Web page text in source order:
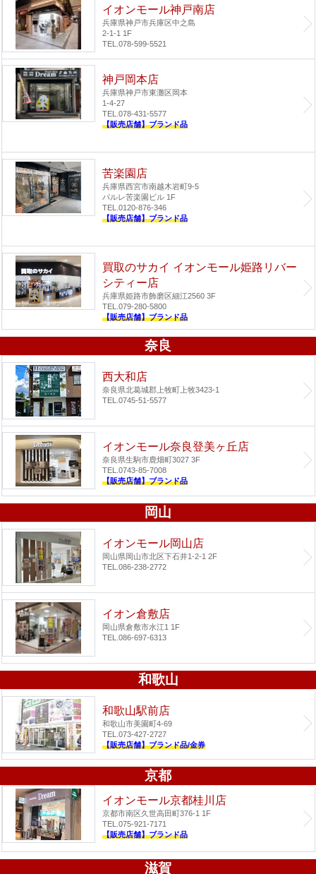
イオンモール神戸南店
兵庫県神戸市兵庫区中之島
2-1-1 1F
TEL.078-599-5521
神戸岡本店
兵庫県神戸市東灘区岡本
1-4-27
TEL.078-431-5577
【販売店舗】ブランド品
苦楽園店
兵庫県西宮市南越木岩町9-5
パルレ苦楽園ビル 1F
TEL.0120-876-346
【販売店舗】ブランド品
買取のサカイ イオンモール姫路リバー
シティー店
兵庫県姫路市飾磨区細江2560 3F
TEL.079-280-5800
【販売店舗】ブランド品
奈良
西大和店
奈良県北葛城郡上牧町上牧3423-1
TEL.0745-51-5577
イオンモール奈良登美ヶ丘店
奈良県生駒市鹿畑町3027 3F
TEL.0743-85-7008
【販売店舗】ブランド品
岡山
イオンモール岡山店
岡山県岡山市北区下石井1-2-1 2F
TEL.086-238-2772
イオン倉敷店
岡山県倉敷市水江1 1F
TEL.086-697-6313
和歌山
和歌山駅前店
和歌山市美園町4-69
TEL.073-427-2727
【販売店舗】ブランド品/金券
京都
イオンモール京都桂川店
京都市南区久世高田町376-1 1F
TEL.075-921-7171
【販売店舗】ブランド品
滋賀